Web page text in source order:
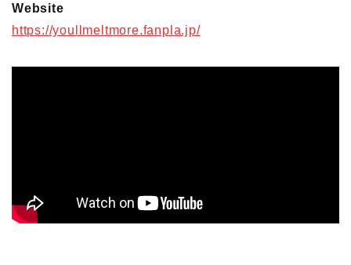
Website
https://youllmeltmore.fanpla.jp/